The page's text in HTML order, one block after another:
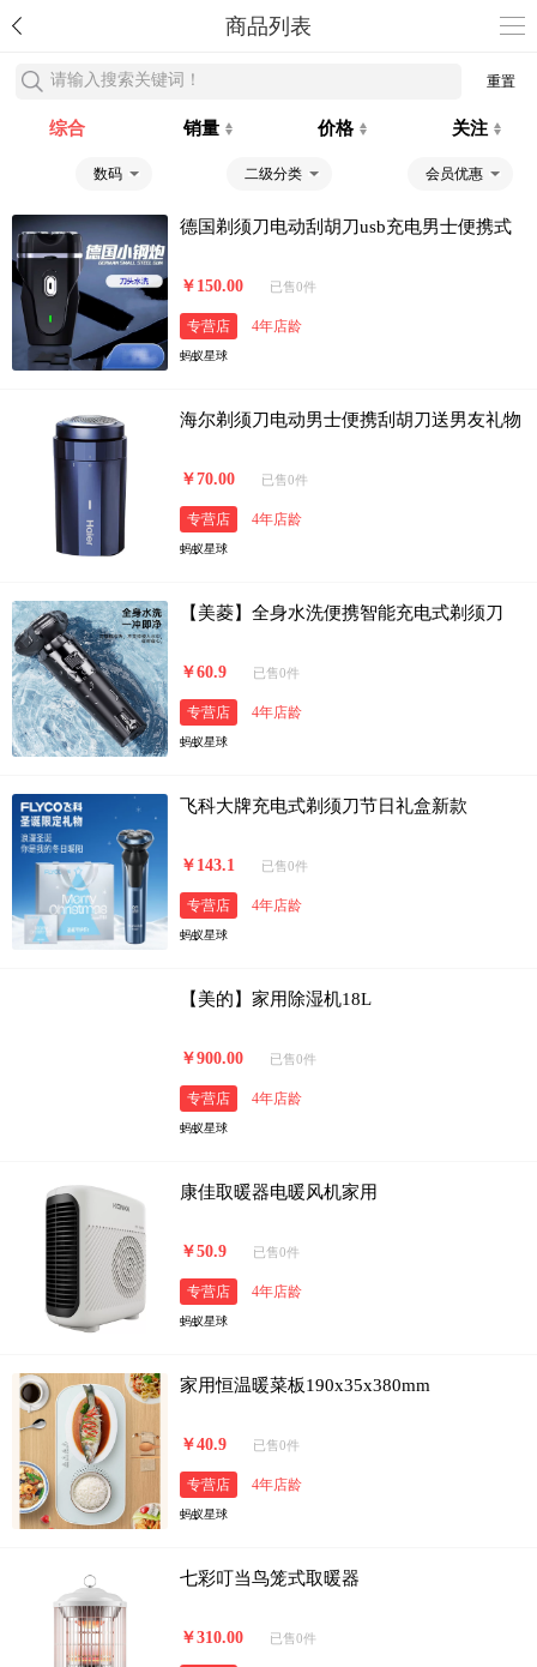
商品列表
请输入搜索关键词！ 重置
综合 销量 价格 关注
数码 二级分类 会员优惠
德国剃须刀电动刮胡刀usb充电男士便携式
￥150.00 已售0件
专营店 4年店龄
蚂蚁星球
海尔剃须刀电动男士便携刮胡刀送男友礼物
￥70.00 已售0件
专营店 4年店龄
蚂蚁星球
【美菱】全身水洗便携智能充电式剃须刀
￥60.9 已售0件
专营店 4年店龄
蚂蚁星球
飞科大牌充电式剃须刀节日礼盒新款
￥143.1 已售0件
专营店 4年店龄
蚂蚁星球
【美的】家用除湿机18L
￥900.00 已售0件
专营店 4年店龄
蚂蚁星球
康佳取暖器电暖风机家用
￥50.9 已售0件
专营店 4年店龄
蚂蚁星球
家用恒温暖菜板190x35x380mm
￥40.9 已售0件
专营店 4年店龄
蚂蚁星球
七彩叮当鸟笼式取暖器
￥310.00 已售0件